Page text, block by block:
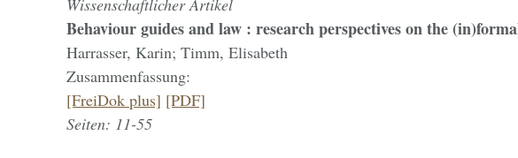
Wissenschaftlicher Artikel
Behaviour guides and law : research perspectives on the
Harrasser, Karin; Timm, Elisabeth
Zusammenfassung:
[FreiDok plus] [PDF]
Seiten: 11-55